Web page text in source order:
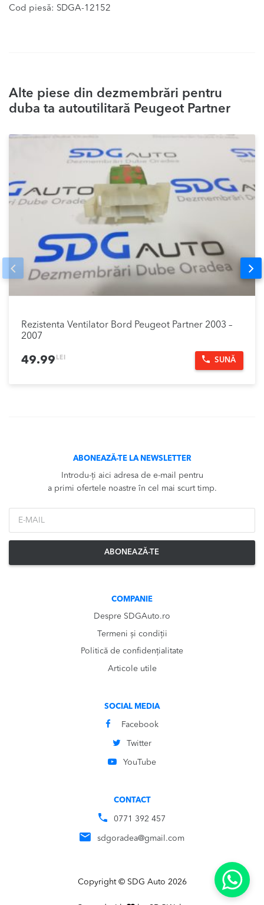
Cod piesă: SDGA-12152
Alte piese din dezmembrări pentru
duba ta autoutilitară Peugeot Partner
Rezistenta Ventilator Bord Peugeot Partner 2003 –
2007
49.99 LEI SUNĂ
Prev
ABONEAZĂ-TE LA NEWSLETTER
Introdu-ți aici adresa de e-mail pentru
a primi ofertele noastre în cel mai scurt timp.
ABONEAZĂ-TE
COMPANIE
Despre SDGAuto.ro
Termeni și condiții
Politică de confidențialitate
Articole utile
SOCIAL MEDIA
Facebook
Twitter
YouTube
CONTACT
0771 392 457
sdgoradea@gmail.com
Copyright © SDG Auto 2026